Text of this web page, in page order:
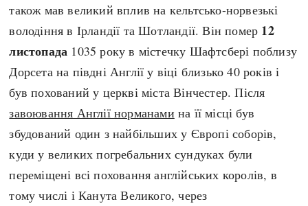
також мав великий вплив на кельтсько-норвезькі
володіння в Ірландії та Шотландії. Він помер 12
листопада 1035 року в містечку Шафтсбері поблизу
Дорсета на півдні Англії у віці близько 40 років і
був похований у церкві міста Вінчестер. Після
завоювання Англії норманами на її місці був
збудований один з найбільших у Європі соборів,
куди у великих погребальних сундуках були
переміщені всі поховання англійських королів, в
тому числі і Канута Великого, через